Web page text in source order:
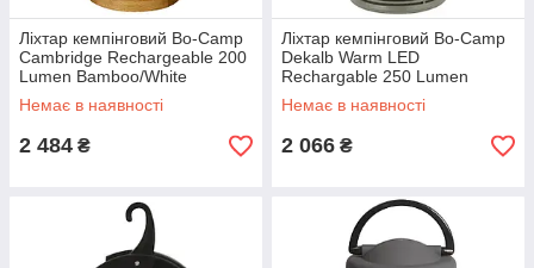
Ліхтар кемпінговий Bo-Camp
Cambridge Rechargeable 200
Lumen Bamboo/White
(5818792)
Немає в наявності
2 484 ₴
Ліхтар кемпінговий Bo-Camp
Dekalb Warm LED
Rechargable 250 Lumen
Green (5818979)
Немає в наявності
2 066 ₴